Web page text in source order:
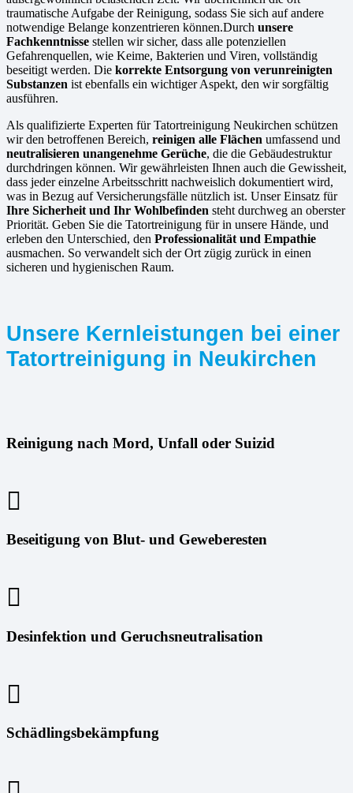
traumatische Aufgabe der Reinigung, sodass Sie sich auf andere
notwendige Belange konzentrieren können.Durch unsere
Fachkenntnisse stellen wir sicher, dass alle potenziellen
Gefahrenquellen, wie Keime, Bakterien und Viren, vollständig
beseitigt werden. Die korrekte Entsorgung von verunreinigten
Substanzen ist ebenfalls ein wichtiger Aspekt, den wir sorgfältig
ausführen.
Als qualifizierte Experten für Tatortreinigung Neukirchen schützen
wir den betroffenen Bereich, reinigen alle Flächen umfassend und
neutralisieren unangenehme Gerüche, die die Gebäudestruktur
durchdringen können. Wir gewährleisten Ihnen auch die Gewissheit,
dass jeder einzelne Arbeitsschritt nachweislich dokumentiert wird,
was in Bezug auf Versicherungsfälle nützlich ist. Unser Einsatz für
Ihre Sicherheit und Ihr Wohlbefinden steht durchweg an oberster
Priorität. Geben Sie die Tatortreinigung für in unsere Hände, und
erleben den Unterschied, den Professionalität und Empathie
ausmachen. So verwandelt sich der Ort zügig zurück in einen
sicheren und hygienischen Raum.
Unsere Kernleistungen bei einer
Tatortreinigung in Neukirchen
Reinigung nach Mord, Unfall oder Suizid
Beseitigung von Blut- und Geweberesten
Desinfektion und Geruchsneutralisation
Schädlingsbekämpfung